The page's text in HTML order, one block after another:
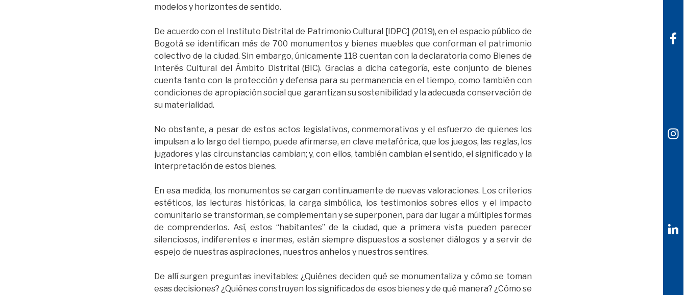
modelos y horizontes de sentido.
De acuerdo con el Instituto Distrital de Patrimonio Cultural [IDPC] (2019), en el espacio público de
Bogotá se identifican más de 700 monumentos y bienes muebles que conforman el patrimonio
colectivo de la ciudad. Sin embargo, únicamente 118 cuentan con la declaratoria como Bienes de
Interés Cultural del Ámbito Distrital (BIC). Gracias a dicha categoría, este conjunto de bienes
cuenta tanto con la protección y defensa para su permanencia en el tiempo, como también con
condiciones de apropiación social que garantizan su sostenibilidad y la adecuada conservación de
su materialidad.
No obstante, a pesar de estos actos legislativos, conmemorativos y el esfuerzo de quienes los
impulsan a lo largo del tiempo, puede afirmarse, en clave metafórica, que los juegos, las reglas, los
jugadores y las circunstancias cambian; y, con ellos, también cambian el sentido, el significado y la
interpretación de estos bienes.
En esa medida, los monumentos se cargan continuamente de nuevas valoraciones. Los criterios
estéticos, las lecturas históricas, la carga simbólica, los testimonios sobres ellos y el impacto
comunitario se transforman, se complementan y se superponen, para dar lugar a múltiples formas
de comprenderlos. Así, estos “habitantes” de la ciudad, que a primera vista pueden parecer
silenciosos, indiferentes e inermes, están siempre dispuestos a sostener diálogos y a servir de
espejo de nuestras aspiraciones, nuestros anhelos y nuestros sentires.
De allí surgen preguntas inevitables: ¿Quiénes deciden qué se monumentaliza y cómo se toman
esas decisiones? ¿Quiénes construyen los significados de esos bienes y de qué manera? ¿Cómo se